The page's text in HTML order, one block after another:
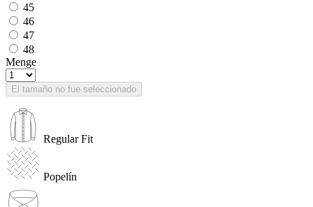
45
46
47
48
Menge
El tamaño no fue seleccionado
Regular Fit
Popelín